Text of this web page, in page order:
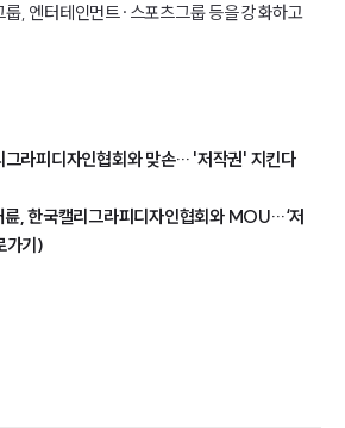
그룹소개
그룹소개
대륜의 강점
룹, 엔터테인먼트·스포츠그룹 등을 강화하고
라피디자인협회와 맞손… '저작권' 지킨다
륜, 한국캘리그라피디자인협회와 MOU…‘저
가기)